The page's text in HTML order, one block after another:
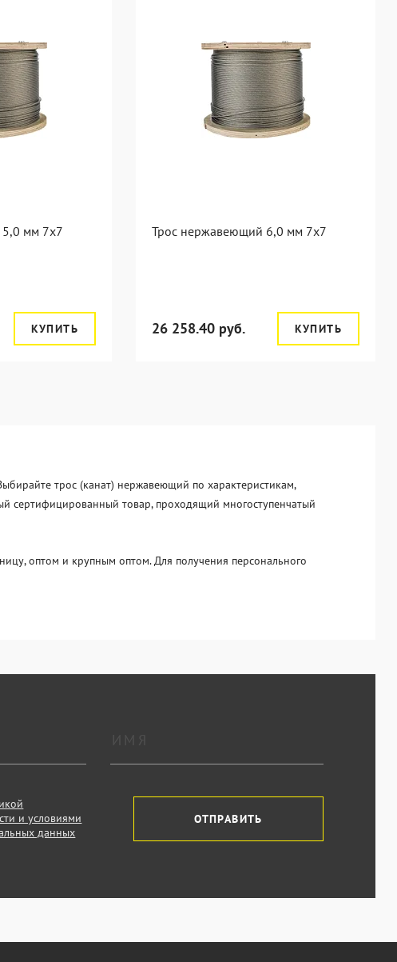
мм 7x7
КУПИТЬ
Трос нержавеющий 6,0 мм 7x7
26 258.40 руб. КУПИТЬ
трос (канат) нержавеющий по характеристикам,
сертифицированный товар, проходящий многоступенчатый
оптом и крупным оптом. Для получения персонального
и условиями
данных
ОТПРАВИТЬ